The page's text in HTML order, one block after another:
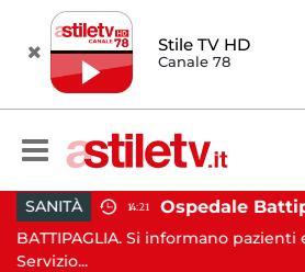
Stile TV HD
Canale 78
SANITÀ 14:21
BATTIPAGLIA. Si informano
Servizio...